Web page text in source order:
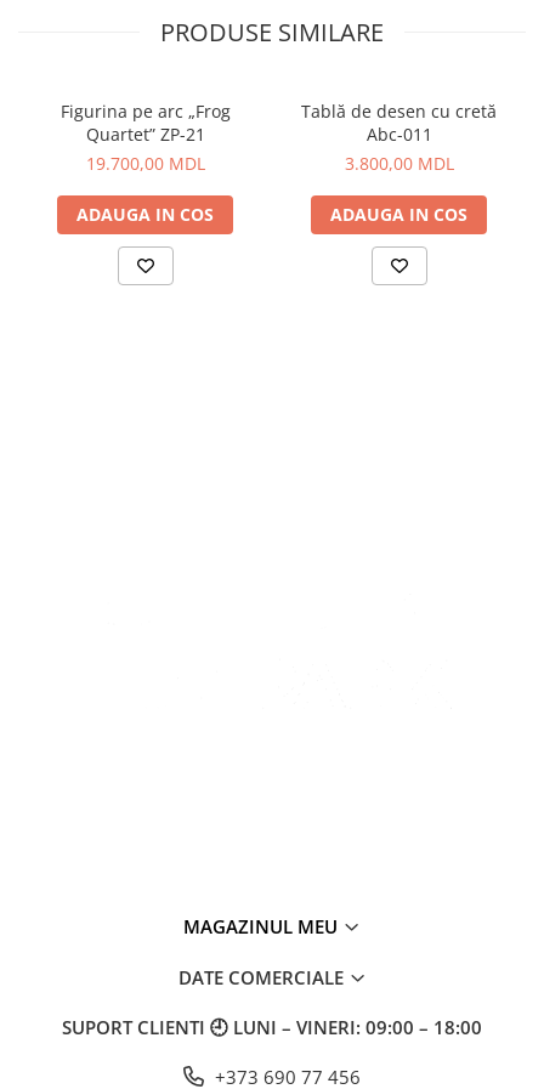
PRODUSE SIMILARE
Figurina pe arc „Frog
Quartet” ZP-21
19.700,00 MDL
ADAUGA IN COS
Tablă de desen cu cretă
Abc-011
3.800,00 MDL
ADAUGA IN COS
MAGAZINUL MEU
DATE COMERCIALE
SUPORT CLIENTI 🕘 LUNI – VINERI: 09:00 – 18:00
+373 690 77 456